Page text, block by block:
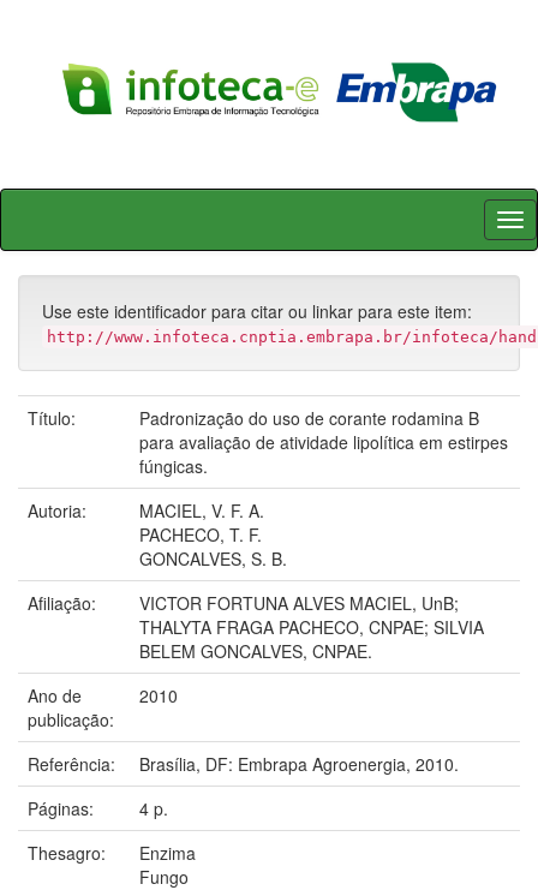
Skip
Use este identificador para citar ou linkar para este item:
http://www.infoteca.cnptia.embrapa.br/infoteca/
Título:
Padronização do uso de corante rodamina B
para avaliação de atividade lipolítica em estirpes
fúngicas.
Autoria:
MACIEL, V. F. A.
PACHECO, T. F.
GONCALVES, S. B.
Afiliação:
VICTOR FORTUNA ALVES MACIEL, UnB;
THALYTA FRAGA PACHECO, CNPAE; SILVIA
BELEM GONCALVES, CNPAE.
Ano de
publicação:
2010
Referência:
Brasília, DF: Embrapa Agroenergia, 2010.
Páginas:
4 p.
Thesagro:
Enzima
Fungo